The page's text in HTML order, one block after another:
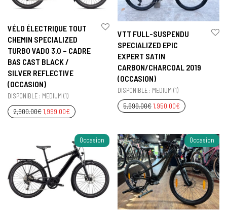
VÉLO ÉLECTRIQUE TOUT
CHEMIN SPECIALIZED
TURBO VADO 3.0 – CADRE
BAS CAST BLACK /
SILVER REFLECTIVE
(OCCASION)
DISPONIBLE : MEDIUM (1)
2,900.00€1,999.00€
VTT FULL-SUSPENDU
SPECIALIZED EPIC
EXPERT SATIN
CARBON/CHARCOAL 2019
(OCCASION)
DISPONIBLE : MEDIUM (1)
5,999.00€1,950.00€
Occasion Occasion